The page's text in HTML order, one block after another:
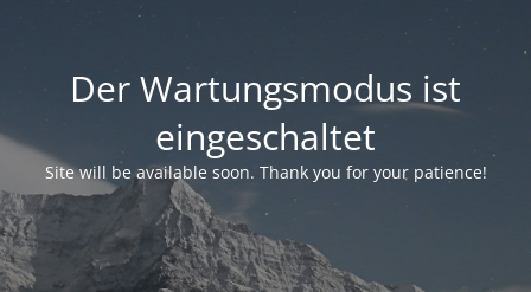
Der Wartungsmodus ist
eingeschaltet
Site will be available soon. Thank you for your patience!